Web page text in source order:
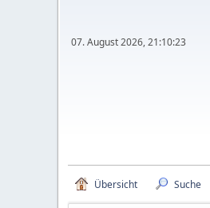
07. August 2026, 21:10:23
Übersicht Suche